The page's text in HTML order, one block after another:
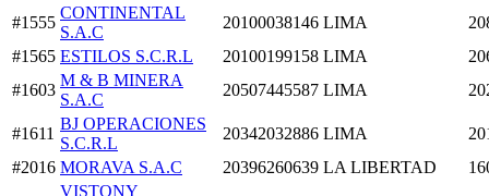
#1555
CONTINENTAL
S.A.C
20100038146 LIMA
#1565 ESTILOS S.C.R.L 20100199158 LIMA
#1603
M & B MINERA
S.A.C
20507445587 LIMA
#1611
BJ OPERACIONES
S.C.R.L
20342032886 LIMA
#2016 MORAVA S.A.C 20396260639 LA LIBERTAD
VISTONY